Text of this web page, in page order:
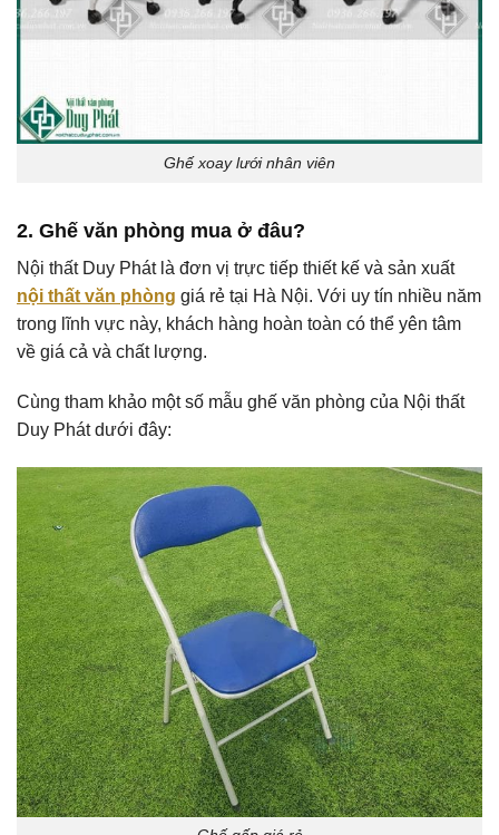
Ghế xoay lưới nhân viên
2. Ghế văn phòng mua ở đâu?
Nội thất Duy Phát là đơn vị trực tiếp thiết kế và sản xuất
nội thất văn phòng giá rẻ tại Hà Nội. Với uy tín nhiều năm
trong lĩnh vực này, khách hàng hoàn toàn có thể yên tâm
về giá cả và chất lượng.
Cùng tham khảo một số mẫu ghế văn phòng của Nội thất
Duy Phát dưới đây: